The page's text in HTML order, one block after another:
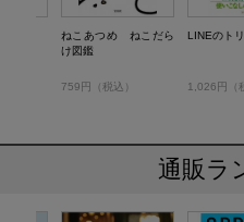
ねこあつめ ねこだら
け図鑑
759円（税込）
LINEのトリ
1,026円（
通販ラ